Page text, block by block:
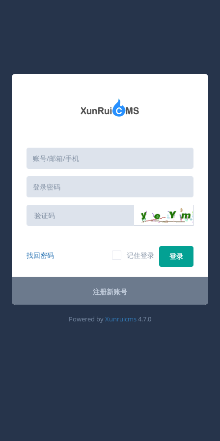
登录
记住登录
找回密码
注册新账号
Powered byXunruicms4.7.0